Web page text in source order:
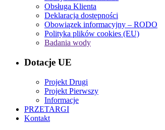
Obsługa Klienta
Deklaracja dostępności
Obowiązek informacyjny – RODO
Polityka plików cookies (EU)
Badania wody
Dotacje UE
Projekt Drugi
Projekt Pierwszy
Informacje
PRZETARGI
Kontakt